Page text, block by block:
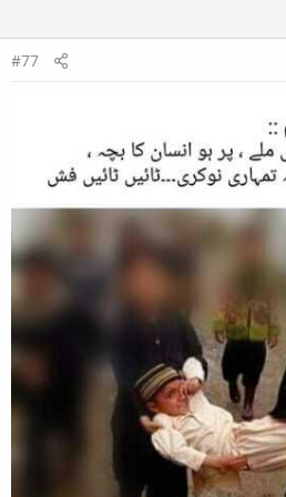
شاعرکوئے یار سے لمبا سفر کرکے راولپنڈی کے
پسند نہیں آیا کیونکہ یہاں بہت شور ہے‘ شاعر یہاں
جانا چاہتا ہے اور کہہ رہاہے کہ بے شک اسے " سُوئے"
کر ہی دم لے گا۔۔۔!!!‘‘
ہے ..
نے بڑی "محارت" سے یہ بتایا ہے کہ ہمیں چاہیے کہ ہم
#77